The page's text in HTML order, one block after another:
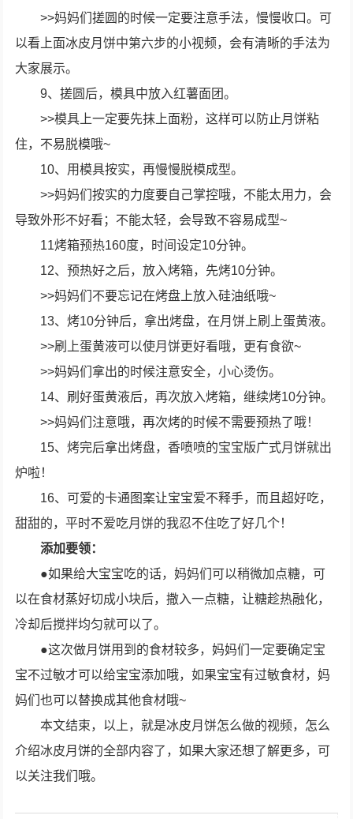
>>妈妈们搓圆的时候一定要注意手法，慢慢收口。可
以看上面冰皮月饼中第六步的小视频，会有清晰的手法为
大家展示。
9、搓圆后，模具中放入红薯面团。
>>模具上一定要先抹上面粉，这样可以防止月饼粘
住，不易脱模哦~
10、用模具按实，再慢慢脱模成型。
>>妈妈们按实的力度要自己掌控哦，不能太用力，会
导致外形不好看；不能太轻，会导致不容易成型~
11烤箱预热160度，时间设定10分钟。
12、预热好之后，放入烤箱，先烤10分钟。
>>妈妈们不要忘记在烤盘上放入硅油纸哦~
13、烤10分钟后，拿出烤盘，在月饼上刷上蛋黄液。
>>刷上蛋黄液可以使月饼更好看哦，更有食欲~
>>妈妈们拿出的时候注意安全，小心烫伤。
14、刷好蛋黄液后，再次放入烤箱，继续烤10分钟。
>>妈妈们注意哦，再次烤的时候不需要预热了哦！
15、烤完后拿出烤盘，香喷喷的宝宝版广式月饼就出
炉啦！
16、可爱的卡通图案让宝宝爱不释手，而且超好吃，
甜甜的，平时不爱吃月饼的我忍不住吃了好几个！
添加要领：
●如果给大宝宝吃的话，妈妈们可以稍微加点糖，可
以在食材蒸好切成小块后，撒入一点糖，让糖趁热融化，
冷却后搅拌均匀就可以了。
●这次做月饼用到的食材较多，妈妈们一定要确定宝
宝不过敏才可以给宝宝添加哦，如果宝宝有过敏食材，妈
妈们也可以替换成其他食材哦~
本文结束，以上，就是冰皮月饼怎么做的视频，怎么
介绍冰皮月饼的全部内容了，如果大家还想了解更多，可
以关注我们哦。